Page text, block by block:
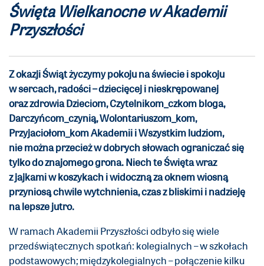
Święta Wielkanocne w Akademii
Przyszłości
Z okazji Świąt życzymy pokoju na świecie i spokoju
w sercach, radości – dziecięcej i nieskrępowanej
oraz zdrowiaDzieciom, Czytelnikom_czkom bloga,
Darczyńcom_czynią, Wolontariuszom_kom,
Przyjaciołom_kom Akademii i Wszystkim ludziom,
nie można przecież w dobrych słowach ograniczać się
tylko do znajomego grona. Niech te Święta wraz
z jajkami w koszykach i widoczną za oknem wiosną
przyniosą chwile wytchnienia, czas z bliskimi i nadzieję
na lepsze jutro.
W ramach Akademii Przyszłości odbyło się wiele
przedświątecznych spotkań: kolegialnych – w szkołach
podstawowych; międzykolegialnych – połączenie kilku